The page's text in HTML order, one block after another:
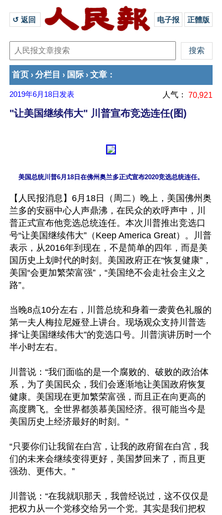
↺ 返回 电子报 正體版
首页 › 分栏目 › 国际 › 文章 ：
2019年6月18日 发表 人气： 70,921
"让美国继续伟大" 川普宣布竞选连任(图)
【人民报消息】6月18日（周二）晚上，美国佛州奥
兰多的安丽中心人声鼎沸，在民众的欢呼声中，川
普正式宣布他竞选总统连任。本次川普推出竞选口
号“让美国继续伟大”（Keep America Great）。川普
表示，从2016年到现在，不是简单的四年，而是美
国历史上划时代的时刻。美国政府正在“恢复健康”，
美国“会更加繁荣富强”，“美国绝不会走社会主义之
路”。
当晚8点10分左右，川普总统和身着一袭黄色礼服的
第一夫人梅拉尼娅登上讲台。现场观众支持川普选
择“让美国继续伟大”的竞选口号。川普演讲历时一个
半小时左右。
川普说：“我们面临的是一个腐败的、破败的政治体
系，为了美国民众，我们会逐渐地让美国政府恢复
健康。美国现在更加繁荣富强，而且正在向更高的
高度腾飞。全世界都羡慕美国经济。很可能当今是
美国历史上经济最好的时刻。”
“只要你们让我留在白宫，让我的政府留在白宫，我
们的未来会继续变得更好，美国梦回来了，而且更
强劲、更伟大。”
川普说：“在我就职那天，我曾经说过，这不仅仅是
把权力从一个党移交给另一个党。其实是我们把权